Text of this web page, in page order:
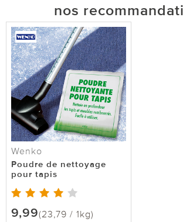
nos
Wenko
Poudre de nettoyage
pour tapis
9,99(23,79 / 1kg)